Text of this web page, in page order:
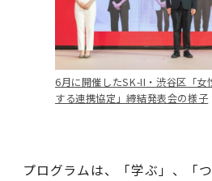
6月に開催したSK-II・渋谷区「女
する連携協定」締結発表会の様子
プログラムは、「学ぶ」、「